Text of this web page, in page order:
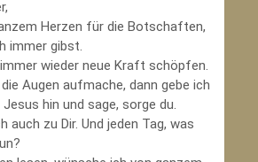
Herzen für die Botschaften,
immer gibst.
wieder neue Kraft schöpfen.
Augen aufmache, dann gebe ich
hin und sage, sorge du.
auch zu Dir. Und jeden Tag, was